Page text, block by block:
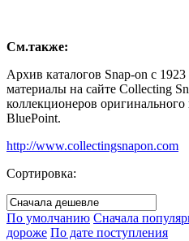
См.также:
Архив каталогов Snap-on с
материалы на сайте Collecting
коллекционеров
BluePoint.
http://www.collectingsnapon.com
Сортировка:
По умолчанию Сначала
дороже По дате поступления